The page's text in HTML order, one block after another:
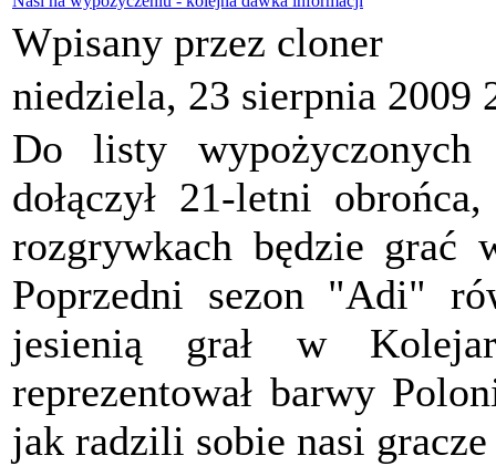
Wpisany przez cloner
niedziela, 23 sierpnia 2009
Do listy
dołączył 21-letni
rozgrywkach będzie
Poprzedni sezon "Adi"
jesienią grał w
reprezentował barwy
jak radzili sobie nasi